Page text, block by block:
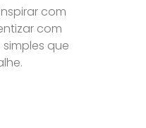
com
com
que